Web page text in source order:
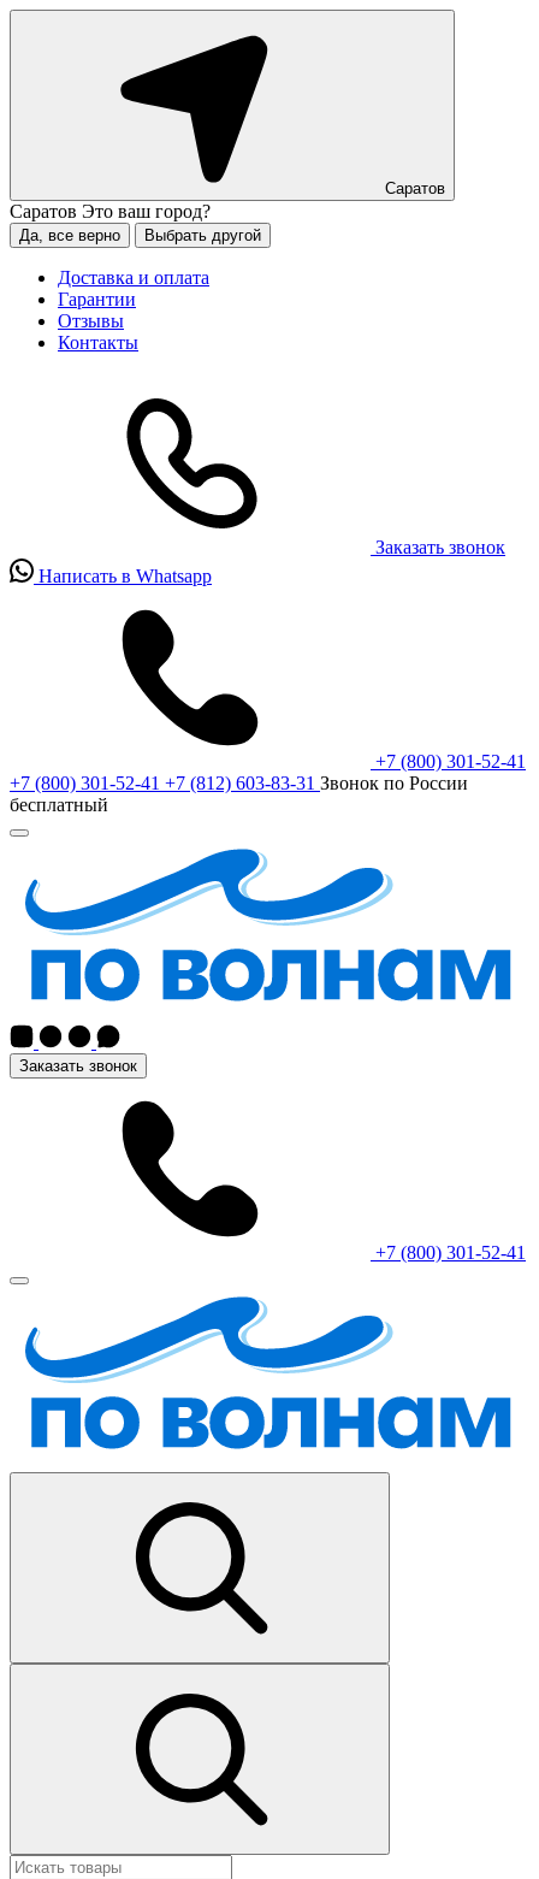
Саратов
Саратов Это ваш город?
Да, все верно Выбрать другой
Доставка и оплата
Гарантии
Отзывы
Контакты
Заказать звонок
Написать в Whatsapp
+7 (800) 301-52-41
+7 (800) 301-52-41 +7 (812) 603-83-31 Звонок по России
бесплатный
Заказать звонок
+7 (800) 301-52-41